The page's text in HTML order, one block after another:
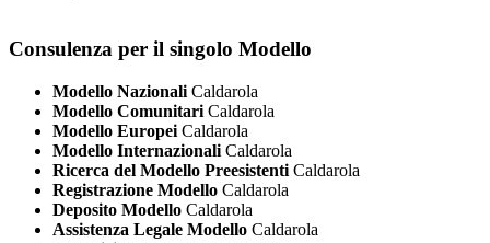
Consulenza per il singolo Modello
Modello Nazionali Caldarola
Modello Comunitari Caldarola
Modello Europei Caldarola
Modello Internazionali Caldarola
Ricerca del Modello Preesistenti Caldarola
Registrazione Modello Caldarola
Deposito Modello Caldarola
Assistenza Legale Modello Caldarola